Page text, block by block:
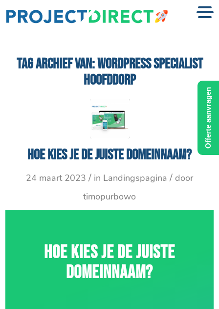
TAG ARCHIEF VAN:WORDPRESS SPECIALIST
HOOFDDORP
Hoe kies je de juiste domeinnaam?
24 maart 2023 / in Landingspagina / door
timopurbowo
HOE KIES JE DE JUISTE
DOMEINNAAM?
Offerte aanvragen